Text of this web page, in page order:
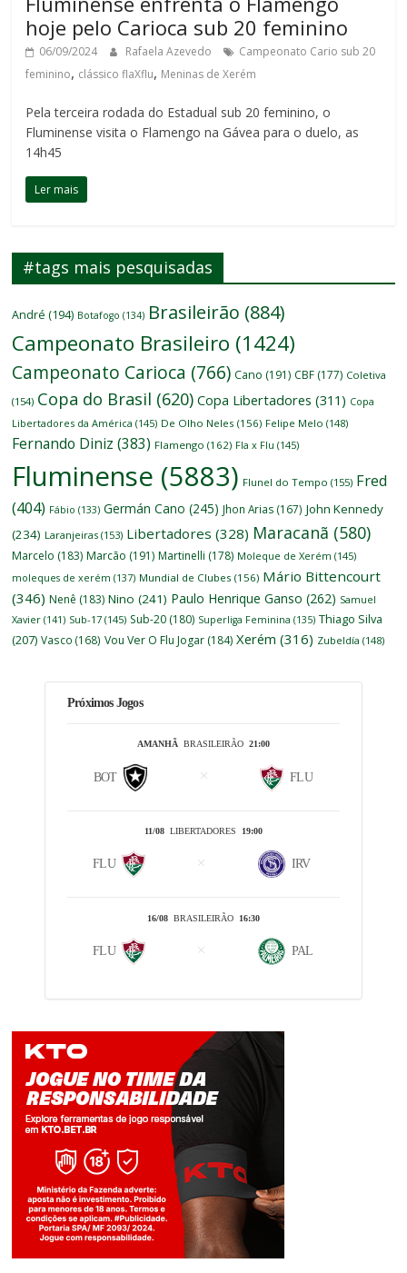
hoje pelo Carioca sub 20 feminino
06/09/2024 Rafaela Azevedo
Campeonato Cario sub 20
feminino, clássico flaXflu, Meninas de Xerém
Pela terceira rodada do Estadual sub 20 feminino, o
Fluminense visita o Flamengo na Gávea para o duelo, as
14h45
Ler mais
#tags mais pesquisadas
André (194) Botafogo (134) Brasileirão (884)
Campeonato Brasileiro (1424)
Campeonato Carioca (766) Cano (191) CBF (177) Coletiva
(154) Copa do Brasil (620) Copa Libertadores (311) Copa
Libertadores da América (145) De Olho Neles (156) Felipe Melo (148)
Fernando Diniz (383) Flamengo (162) Fla x Flu (145)
Fluminense (5883) Flunel do Tempo (155) Fred
(404) Fábio (133) Germán Cano (245) Jhon Arias (167) John Kennedy
(234) Laranjeiras (153) Libertadores (328) Maracanã (580)
Marcelo (183) Marcão (191) Martinelli (178) Moleque de Xerém (145)
moleques de xerém (137) Mundial de Clubes (156) Mário Bittencourt
(346) Nenê (183) Nino (241) Paulo Henrique Ganso (262) Samuel
Xavier (141) Sub-17 (145) Sub-20 (180) Superliga Feminina (135) Thiago Silva
(207) Vasco (168) Vou Ver O Flu Jogar (184) Xerém (316) Zubeldía (148)
Próximos Jogos
AMANHÃBRASILEIRÃO 21:00
BOT FLU
11/08LIBERTADORES 19:00
FLU IRV
16/08BRASILEIRÃO 16:30
FLU PAL
Jogue com responsabilidade. 18+